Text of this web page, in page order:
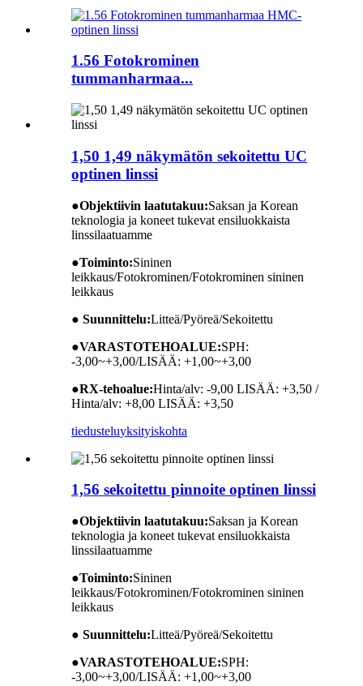
1.56 Fotokrominen
tummanharmaa...
1,50 1,49 näkymätön sekoitettu UC
optinen linssi
●Objektiivin laatutakuu:Saksan ja Korean
teknologia ja koneet tukevat ensiluokkaista
linssilaatuamme
●Toiminto:Sininen
leikkaus/Fotokrominen/Fotokrominen sininen
leikkaus
● Suunnittelu:Litteä/Pyöreä/Sekoitettu
●VARASTOTEHOALUE:SPH:
-3,00~+3,00/LISÄÄ: +1,00~+3,00
●RX-tehoalue:Hinta/alv: -9,00 LISÄÄ: +3,50 /
Hinta/alv: +8,00 LISÄÄ: +3,50
tiedusteluyksityiskohta
1,56 sekoitettu pinnoite optinen linssi
●Objektiivin laatutakuu:Saksan ja Korean
teknologia ja koneet tukevat ensiluokkaista
linssilaatuamme
●Toiminto:Sininen
leikkaus/Fotokrominen/Fotokrominen sininen
leikkaus
● Suunnittelu:Litteä/Pyöreä/Sekoitettu
●VARASTOTEHOALUE:SPH:
-3,00~+3,00/LISÄÄ: +1,00~+3,00